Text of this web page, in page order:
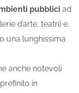
pubblici ad
d’arte, teatri) e,
una lunghissima
anche notevoli
prefinito in